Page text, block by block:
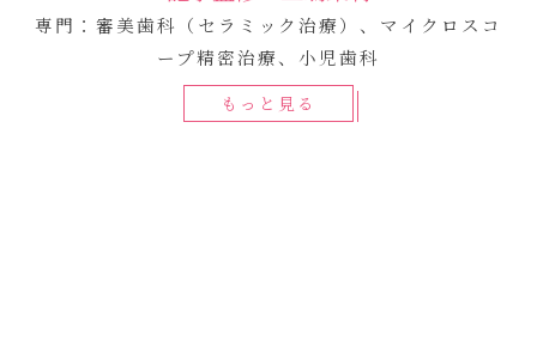
専門：審美歯科（セラミック治療）、マイクロスコ
ープ精密治療、小児歯科
もっと見る